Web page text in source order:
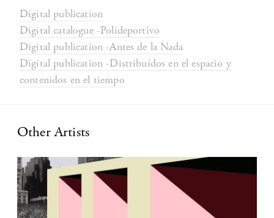
Digital publication
Digital catalogue -Polideportivo
Digital publication -Antes de la Nada
Digital publication -Distribuídos en el espacio y
contenidos en el tiempo
Other Artists